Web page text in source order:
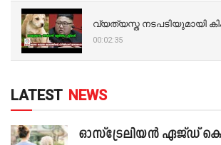
വ്യത്യസ്ത നടപടിയുമായി
00:02:35
LATEST NEWS
ഓസ്‌ട്രേലിയൻ ഏജ്ഡ്